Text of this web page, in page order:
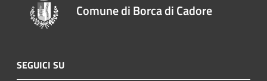
Comune di Borca di Cadore
SEGUICI SU